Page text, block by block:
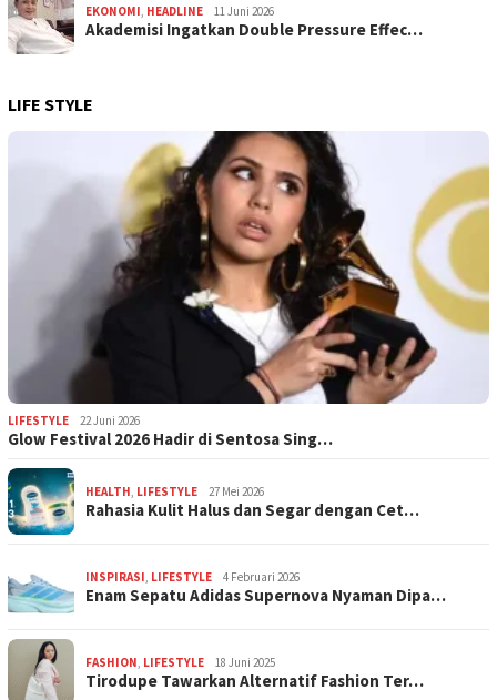
EKONOMI, HEADLINE 11 Juni 2026
Akademisi Ingatkan Double Pressure Effec…
LIFE STYLE
LIFESTYLE 22 Juni 2026
Glow Festival 2026 Hadir di Sentosa Sing…
HEALTH, LIFESTYLE 27 Mei 2026
Rahasia Kulit Halus dan Segar dengan Cet…
INSPIRASI, LIFESTYLE 4 Februari 2026
Enam Sepatu Adidas Supernova Nyaman Dipa…
FASHION, LIFESTYLE 18 Juni 2025
Tirodupe Tawarkan Alternatif Fashion Ter…